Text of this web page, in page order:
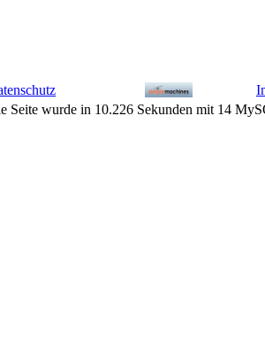
Seite wurde in 10.226 Sekunden mit 14